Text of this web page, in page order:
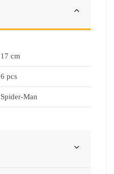
17 cm
6 pcs
Spider-Man